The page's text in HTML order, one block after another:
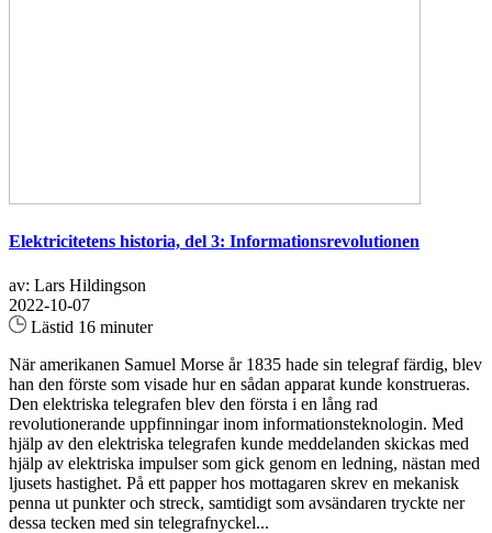
Elektricitetens historia, del 3: Informationsrevolutionen
av: Lars Hildingson
2022-10-07
Lästid 16 minuter
När amerikanen Samuel Morse år 1835 hade sin telegraf färdig, blev
han den förste som visade hur en sådan apparat kunde konstrueras.
Den elektriska telegrafen blev den första i en lång rad
revolutionerande uppfinningar inom informationsteknologin. Med
hjälp av den elektriska telegrafen kunde meddelanden skickas med
hjälp av elektriska impulser som gick genom en ledning, nästan med
ljusets hastighet. På ett papper hos mottagaren skrev en mekanisk
penna ut punkter och streck, samtidigt som avsändaren tryckte ner
dessa tecken med sin telegrafnyckel...